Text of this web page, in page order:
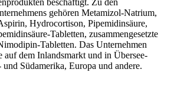
gehören Metamizol-Natrium,
Hydrocortison, Pipemidinsäure,
Tabletten, zusammengesetzte
Tabletten. Das Unternehmen
auf dem Inlandsmarkt und in Übersee-
Südamerika, Europa und andere.